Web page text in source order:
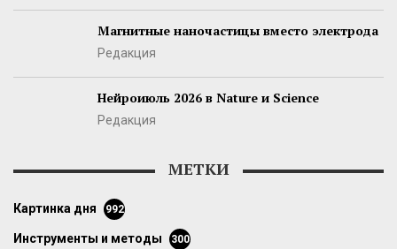
Магнитные наночастицы вместо электрода
Редакция
Нейроиюль 2026 в Nature и Science
Редакция
МЕТКИ
картинка дня 992
инструменты и методы 300